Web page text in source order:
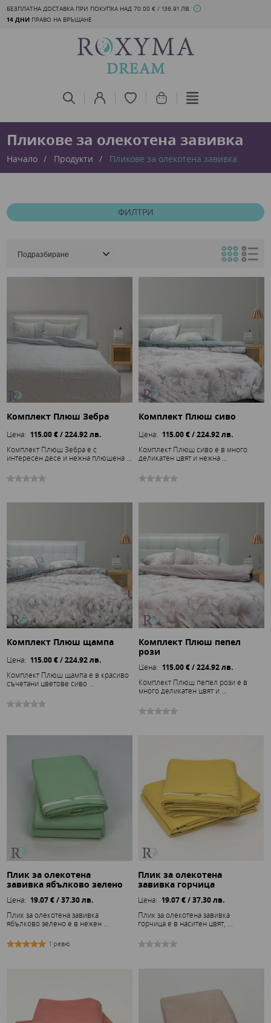
БЕЗПЛАТНА ДОСТАВКА ПРИ ПОКУПКА НАД 70.00 € / 136.91 ЛВ.
14 ДНИ ПРАВО НА ВРЪЩАНЕ
Пликове за олекотена завивка
Начало Продукти Пликове за олекотена завивка
ФИЛТРИ
Комплект Плюш Зебра
Цена: 115.00 € / 224.92 лв.
Комплект Плюш Зебра е с
интересен десе и нежна плюшена ...
Комплект Плюш сиво
Цена: 115.00 € / 224.92 лв.
Комплект Плюш сиво е в много
деликатен цвят и нежна ...
Комплект Плюш щампа
Цена: 115.00 € / 224.92 лв.
Комплект Плюш щампа е в красиво
съчетани цветове сиво ...
Комплект Плюш пепел
рози
Цена: 115.00 € / 224.92 лв.
Комплект Плюш пепел рози е в
много деликатен цвят и ...
Плик за олекотена
завивка ябълково зелено
Цена: 19.07 € / 37.30 лв.
Плик за олекотена завивка
ябълково зелено е в нежен ...
1 ревю
Плик за олекотена
завивка горчица
Цена: 19.07 € / 37.30 лв.
Плик за олекотена завивка
горчица е в наситен цвят, ...